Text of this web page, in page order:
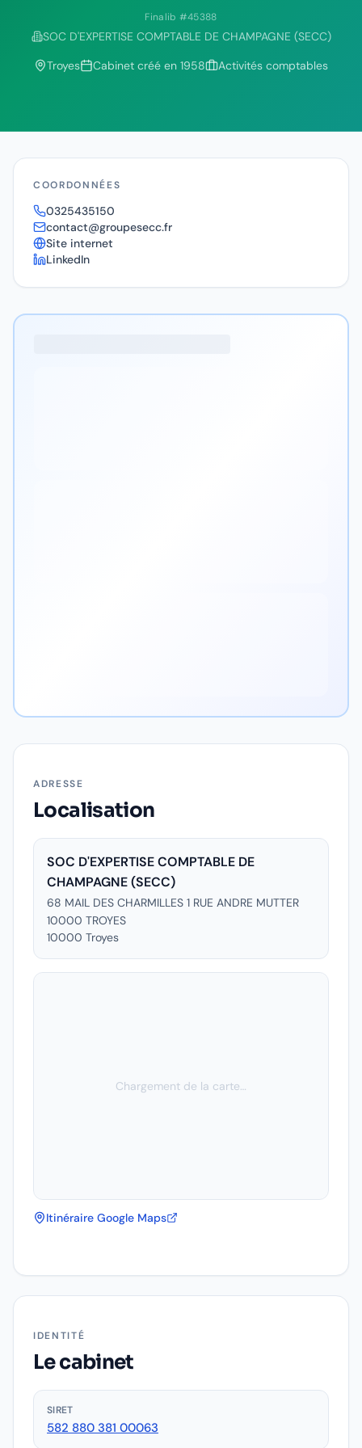
Finalib #45388
SOC D'EXPERTISE COMPTABLE DE CHAMPAGNE (SECC)
Troyes
Cabinet créé en 1958 Activités comptables
ADRESSE
Localisation
SOC D'EXPERTISE COMPTABLE DE
CHAMPAGNE (SECC)
68 MAIL DES CHARMILLES 1 RUE ANDRE MUTTER
10000 TROYES
10000 Troyes
Chargement de la carte…
Itinéraire Google Maps
IDENTITÉ
Le cabinet
SIRET
582 880 381 00063
COORDONNÉES
0325435150
contact@groupesecc.fr
Site internet
LinkedIn